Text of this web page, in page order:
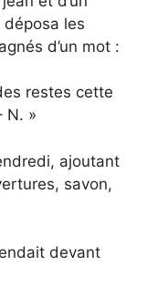
les
d’un mot :
restes cette
N. »
ajoutant
savon,
devant